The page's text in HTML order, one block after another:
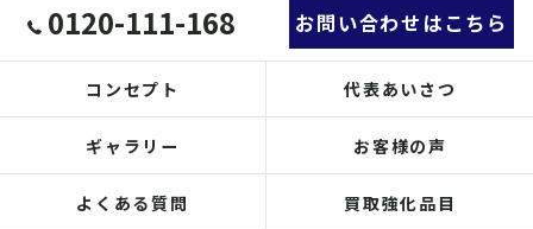
0120-111-168 お問い合わせはこちら
コンセプト 代表あいさつ
ギャラリー お客様の声
よくある質問 買取強化品目